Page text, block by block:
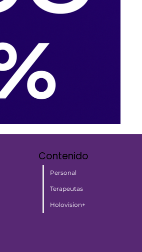
Contenido
Personal
Terapeutas
Holovision+